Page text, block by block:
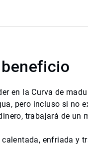
en la Curva de
pero incluso si no
trabajará de un
enfriada